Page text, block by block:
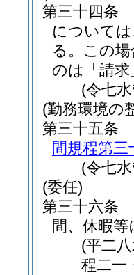
第三十四条
について
る。 この
のは「請
(令七
(勤務環境の
第三十五条
間規程第
(令七
(委任)
第三十六条
間、休暇
(平二
程二一